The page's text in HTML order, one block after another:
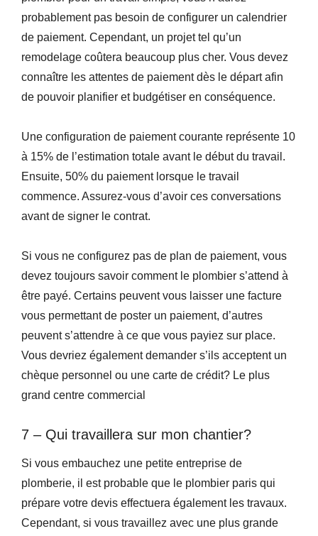
probablement pas besoin de configurer un calendrier
de paiement. Cependant, un projet tel qu’un
remodelage coûtera beaucoup plus cher. Vous devez
connaître les attentes de paiement dès le départ afin
de pouvoir planifier et budgétiser en conséquence.
Une configuration de paiement courante représente 10
à 15% de l’estimation totale avant le début du travail.
Ensuite, 50% du paiement lorsque le travail
commence. Assurez-vous d’avoir ces conversations
avant de signer le contrat.
Si vous ne configurez pas de plan de paiement, vous
devez toujours savoir comment le plombier s’attend à
être payé. Certains peuvent vous laisser une facture
vous permettant de poster un paiement, d’autres
peuvent s’attendre à ce que vous payiez sur place.
Vous devriez également demander s’ils acceptent un
chèque personnel ou une carte de crédit? Le plus
grand centre commercial
7 – Qui travaillera sur mon chantier?
Si vous embauchez une petite entreprise de
plomberie, il est probable que le plombier paris qui
prépare votre devis effectuera également les travaux.
Cependant, si vous travaillez avec une plus grande